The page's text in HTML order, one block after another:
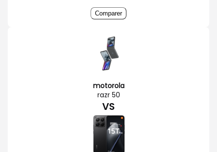
Comparer
motorola
razr 50
VS